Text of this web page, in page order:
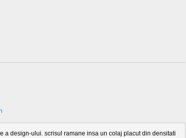
a design-ului. scrisul ramane insa un colaj placut din densitati